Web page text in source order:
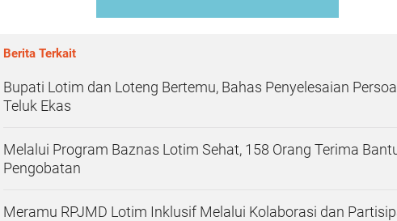
Berita Terkait
Bupati Lotim dan Loteng Bertemu, Bahas Penyelesaian
Teluk Ekas
Melalui Program Baznas Lotim Sehat, 158 Orang Terima
Pengobatan
Meramu RPJMD Lotim Inklusif Melalui Kolaborasi dan